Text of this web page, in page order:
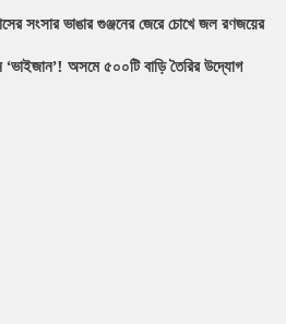
সংসার ভাঙার গুঞ্জনের জেরে চোখে জল রণজয়ের
অসমে ৫০০টি বাড়ি তৈরির উদ্যোগ